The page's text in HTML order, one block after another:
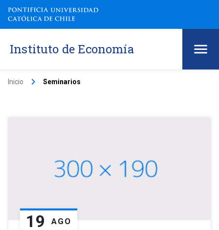
Instituto de Economía
Inicio keyboard_arrow_right Seminarios
19 AGO